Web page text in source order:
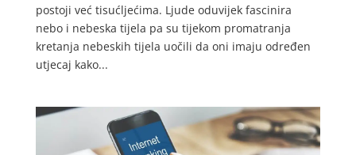
postoji već tisućljećima. Ljude oduvijek fascinira
nebo i nebeska tijela pa su tijekom promatranja
kretanja nebeskih tijela uočili da oni imaju određen
utjecaj kako...